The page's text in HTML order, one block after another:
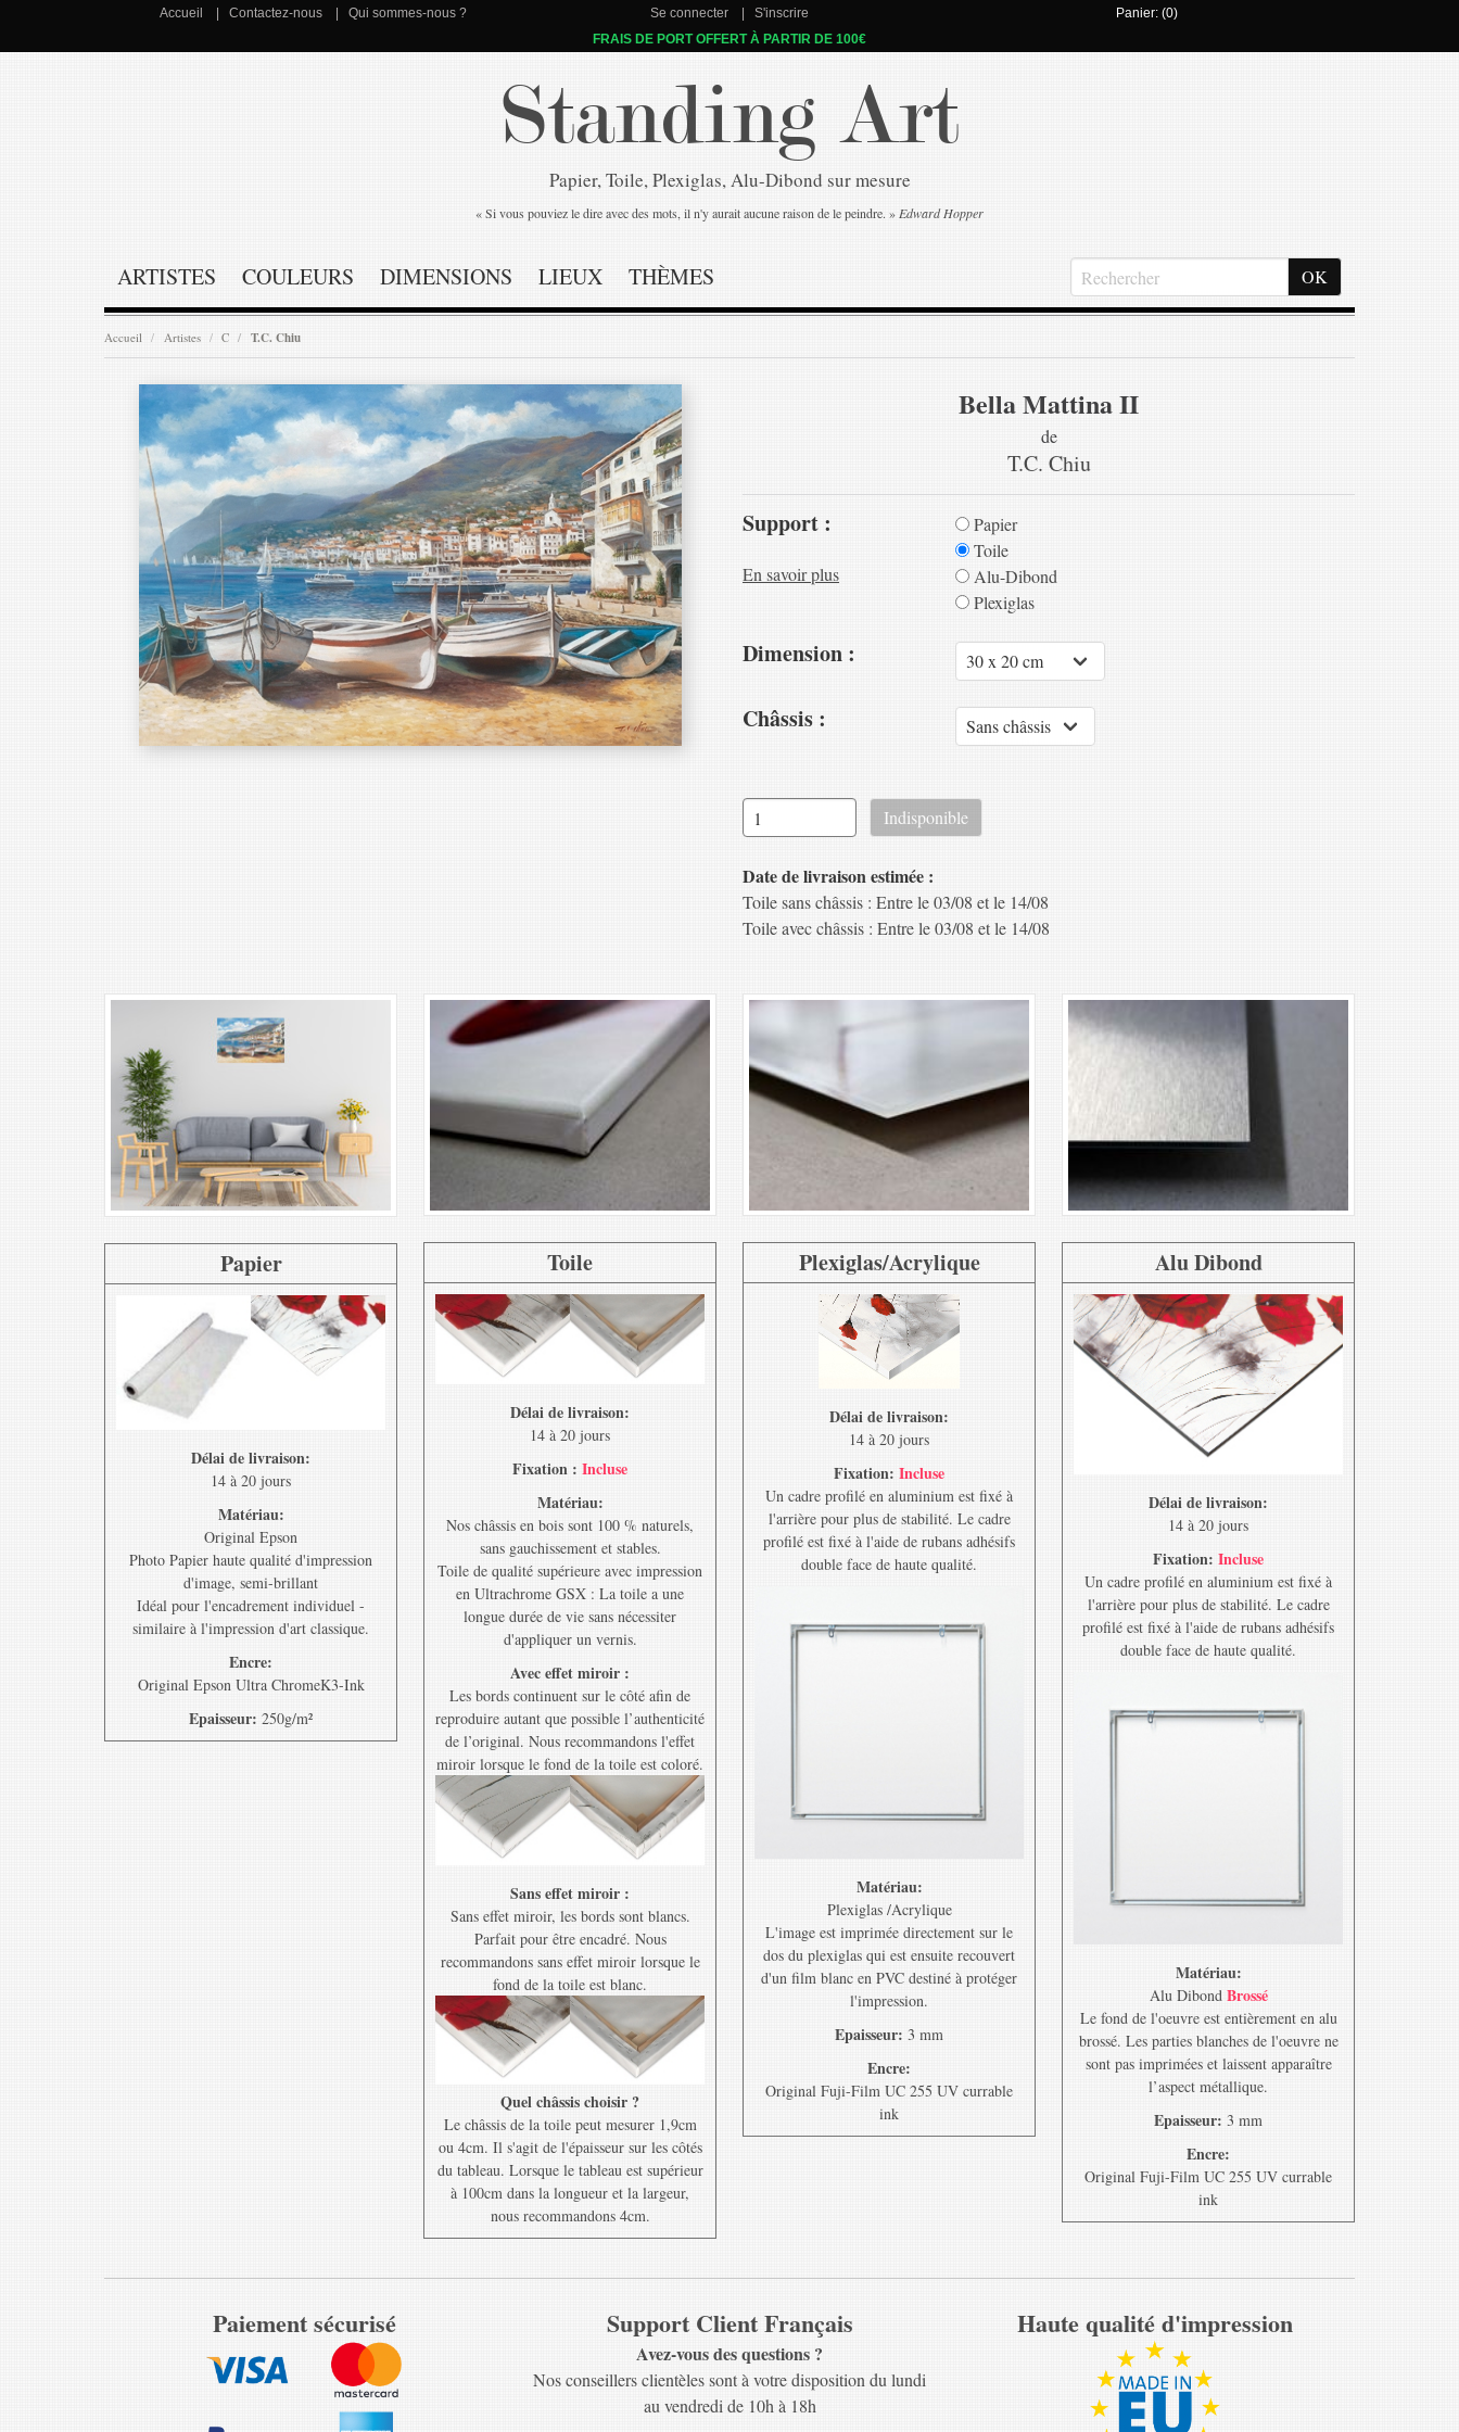
Accueil Contactez-nous Qui sommes-nous ? Se connecter S'inscrire
Panier: (0)
FRAIS DE PORT OFFERT À PARTIR DE 100€
Standing Art
Papier, Toile, Plexiglas, Alu-Dibond sur mesure
« Si vous pouviez le dire avec des mots, il n'y aurait aucune raison de le peindre. » Edward Hopper
ARTISTES COULEURS DIMENSIONS LIEUX THÈMES
Accueil Artistes C T.C. Chiu
Bella Mattina II
de
T.C. Chiu
Support :
En savoir plus
Papier
Toile
Alu-Dibond
Plexiglas
Dimension :
Châssis :
Date de livraison estimée :
Toile sans châssis : Entre le 03/08 et le 14/08
Toile avec châssis : Entre le 03/08 et le 14/08
Papier
Délai de livraison:
14 à 20 jours
Matériau:
Original Epson
Photo Papier haute qualité d'impression
d'image, semi-brillant
Idéal pour l'encadrement individuel -
similaire à l'impression d'art classique.
Encre:
Original Epson Ultra ChromeK3-Ink
Epaisseur: 250g/m²
Toile
Délai de livraison:
14 à 20 jours
Fixation : Incluse
Matériau:
Nos châssis en bois sont 100 % naturels,
sans gauchissement et stables.
Toile de qualité supérieure avec impression
en Ultrachrome GSX : La toile a une
longue durée de vie sans nécessiter
d'appliquer un vernis.
Avec effet miroir :
Les bords continuent sur le côté afin de
reproduire autant que possible l’authenticité
de l’original. Nous recommandons l'effet
miroir lorsque le fond de la toile est coloré.
Sans effet miroir :
Sans effet miroir, les bords sont blancs.
Parfait pour être encadré. Nous
recommandons sans effet miroir lorsque le
fond de la toile est blanc.
Quel châssis choisir ?
Le châssis de la toile peut mesurer 1,9cm
ou 4cm. Il s'agit de l'épaisseur sur les côtés
du tableau. Lorsque le tableau est supérieur
à 100cm dans la longueur et la largeur,
nous recommandons 4cm.
Plexiglas/Acrylique
Délai de livraison:
14 à 20 jours
Fixation: Incluse
Un cadre profilé en aluminium est fixé à
l'arrière pour plus de stabilité. Le cadre
profilé est fixé à l'aide de rubans adhésifs
double face de haute qualité.
Matériau:
Plexiglas /Acrylique
L'image est imprimée directement sur le
dos du plexiglas qui est ensuite recouvert
d'un film blanc en PVC destiné à protéger
l'impression.
Epaisseur: 3 mm
Encre:
Original Fuji-Film UC 255 UV currable
ink
Alu Dibond
Délai de livraison:
14 à 20 jours
Fixation: Incluse
Un cadre profilé en aluminium est fixé à
l'arrière pour plus de stabilité. Le cadre
profilé est fixé à l'aide de rubans adhésifs
double face de haute qualité.
Matériau:
Alu Dibond Brossé
Le fond de l'oeuvre est entièrement en alu
brossé. Les parties blanches de l'oeuvre ne
sont pas imprimées et laissent apparaître
l’aspect métallique.
Epaisseur: 3 mm
Encre:
Original Fuji-Film UC 255 UV currable
ink
Paiement sécurisé Support Client Français
Avez-vous des questions ?
Nos conseillers clientèles sont à votre disposition du lundi
au vendredi de 10h à 18h
Haute qualité d'impression